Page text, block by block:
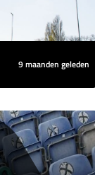
9 maanden geleden